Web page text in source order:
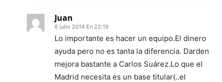
Juan
6 julio 2014 En 22:19
Lo importante es hacer un equipo.El dinero
ayuda pero no es tanta la diferencia. Darden
mejora bastante a Carlos Suárez.Lo que el
Madrid necesita es un base titular(..el